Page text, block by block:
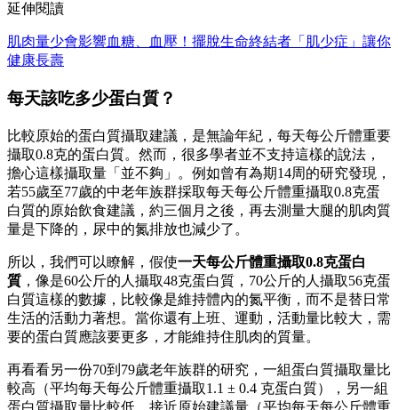
延伸閱讀
肌肉量少會影響血糖、血壓！擺脫生命終結者「肌少症」讓你
健康長壽
每天該吃多少蛋白質？
比較原始的蛋白質攝取建議，是無論年紀，每天每公斤體重要
攝取0.8克的蛋白質。然而，很多學者並不支持這樣的說法，
擔心這樣攝取量「並不夠」。例如曾有為期14周的研究發現，
若55歲至77歲的中老年族群採取每天每公斤體重攝取0.8克蛋
白質的原始飲食建議，約三個月之後，再去測量大腿的肌肉質
量是下降的，尿中的氮排放也減少了。
所以，我們可以瞭解，假使一天每公斤體重攝取0.8克蛋白
質 ，像是60公斤的人攝取48克蛋白質，70公斤的人攝取56克蛋
白質這樣的數據，比較像是維持體內的氮平衡，而不是替日常
生活的活動力著想。當你還有上班、運動，活動量比較大，需
要的蛋白質應該要更多，才能維持住肌肉的質量。
再看看另一份70到79歲老年族群的研究，一組蛋白質攝取量比
較高（平均每天每公斤體重攝取1.1 ± 0.4 克蛋白質），另一組
蛋白質攝取量比較低，接近原始建議量（平均每天每公斤體重